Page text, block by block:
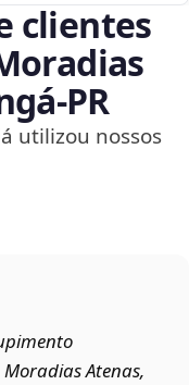
clientes
utilizou nossos
Atenas,